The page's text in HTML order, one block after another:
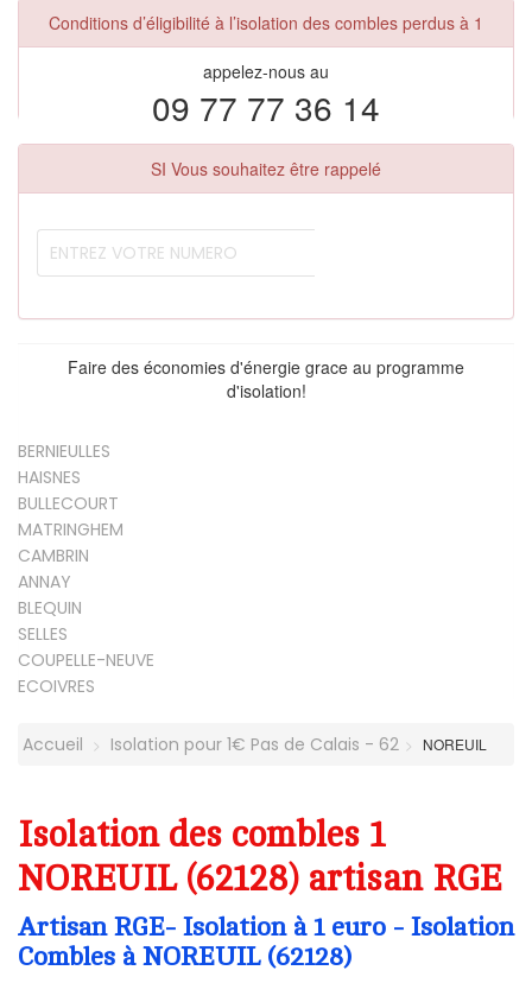
Conditions d’éligibilité à l’isolation des combles perdus à 1
appelez-nous au
09 77 77 36 14
SI Vous souhaitez être rappelé
Faire des économies d'énergie grace au programme
d'isolation!
BERNIEULLES
HAISNES
BULLECOURT
MATRINGHEM
CAMBRIN
ANNAY
BLEQUIN
SELLES
COUPELLE-NEUVE
ECOIVRES
Accueil Isolation pour 1€ Pas de Calais - 62 NOREUIL
Isolation des combles 1
NOREUIL (62128) artisan RGE
Artisan RGE- Isolation à 1 euro - Isolation
Combles à NOREUIL (62128)